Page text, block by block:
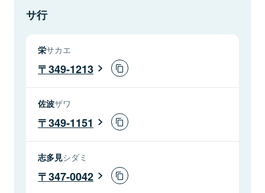
サ行
栄サカエ
349-1213
佐波ザワ
349-1151
志多見シダミ
347-0042